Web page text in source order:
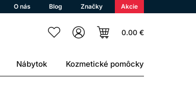
O nás Blog Značky Akcie
0.00 €
Nábytok Kozmetické pomôcky